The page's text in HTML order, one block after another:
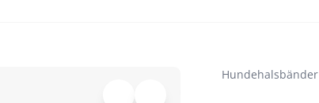
Hundehalsbänder